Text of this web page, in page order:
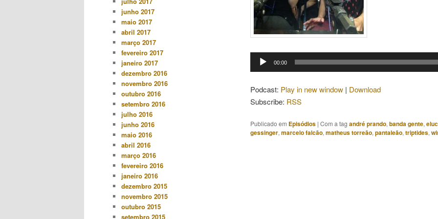
Tocador 00:00
Podcast: Play in new window | Download
Subscribe: RSS
Publicado em Episódios | Com a tag andré prando,banda gente,
gessinger,marcelo falcão,matheus torreão,pantaleão,triptides,
junho 2017
maio 2017
abril 2017
março 2017
fevereiro 2017
janeiro 2017
dezembro 2016
novembro 2016
outubro 2016
setembro 2016
julho 2016
junho 2016
maio 2016
abril 2016
março 2016
fevereiro 2016
janeiro 2016
dezembro 2015
novembro 2015
outubro 2015
setembro 2015